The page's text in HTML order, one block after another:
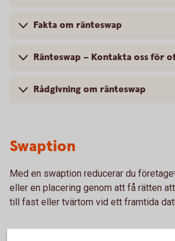
Fakta om ränteswap
Ränteswap – Kontakta oss för
Rådgivning om ränteswap
Swaption
Med en swaption reducerar du
eller en placering genom att få rätten
till fast eller tvärtom vid ett framtida